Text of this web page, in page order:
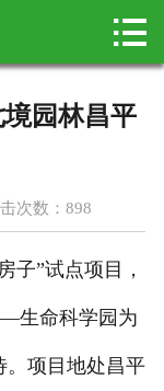
新闻资讯
客户案例
科普知识
在线留言

园林昌平
次数： 898
”试点项目，
生命科学园为
。项目地处昌平